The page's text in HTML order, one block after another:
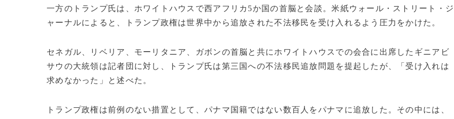
一方のトランプ氏は、ホワイトハウスで西アフリカ5か国の首脳と会談。米紙ウォール・ストリート・ジ
ャーナルによると、トランプ政権は世界中から追放された不法移民を受け入れるよう圧力をかけた。
セネガル、リベリア、モーリタニア、ガボンの首脳と共にホワイトハウスでの会合に出席したギニアビ
サウの大統領は記者団に対し、トランプ氏は第三国への不法移民追放問題を提起したが、「受け入れは
求めなかった」と述べた。
トランプ政権は前例のない措置として、パナマ国籍ではない数百人をパナマに追放した。その中には、